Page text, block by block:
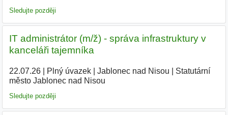
Sledujte později
IT administrátor (m/ž) - správa infrastruktury v
kanceláři tajemníka
22.07.26| Plný úvazek| Jablonec nad Nisou
Statutární
město Jablonec nad Nisou
Sledujte později